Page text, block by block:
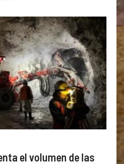
el volumen de las